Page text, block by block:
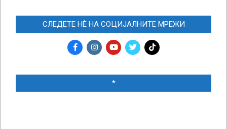
СЛЕДЕТЕ НЀ НА СОЦИЈАЛНИТЕ МРЕЖИ
*